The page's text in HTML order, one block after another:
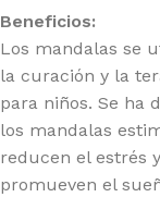
Beneficios:
Los mandalas se
la curación y la
para niños. Se ha
los mandalas
reducen el estrés
promueven el